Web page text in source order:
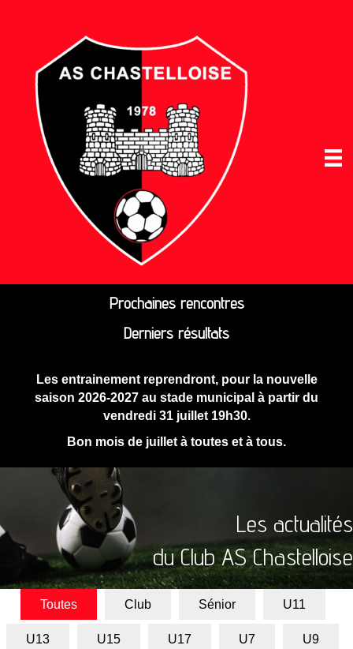
Prochaines rencontres
Derniers résultats
Les entrainement reprendront, pour la nouvelle
saison 2026-2027 au stade municipal à partir du
vendredi 31 juillet 19h30.
Bon mois de juillet à toutes et à tous.
Les actualités
du Club AS Chastelloise
Toutes Club Sénior U11
U13 U15 U17 U7 U9